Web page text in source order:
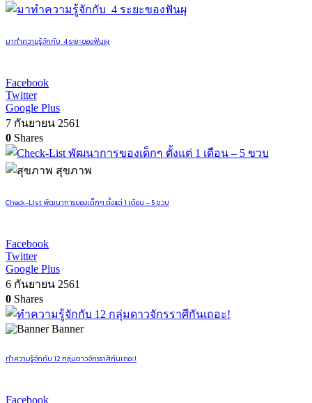
มาทำความรู้จักกับ 4 ระยะของฟันผุ
Facebook
Twitter
Google Plus
7 กันยายน 2561
0 Shares
สุขภาพ
Check-List พัฒนาการของเด็กๆ ตั้งแต่ 1 เดือน – 5 ขวบ
Facebook
Twitter
Google Plus
6 กันยายน 2561
0 Shares
Banner
ทำความรู้จักกับ 12 กลุ่มดาวจักรราศีกันเถอะ!
Facebook